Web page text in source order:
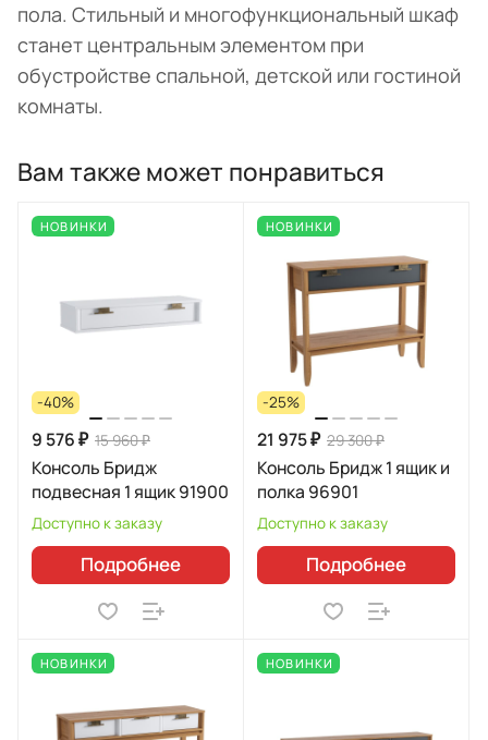
пола. Стильный и многофункциональный шкаф
станет центральным элементом при
обустройстве спальной, детской или гостиной
комнаты.
Вам также может понравиться
НОВИНКИ
-40%
9 576 ₽ 15 960 ₽
Консоль Бридж
подвесная 1 ящик 91900
Доступно к заказу
Подробнее
НОВИНКИ
-25%
21 975 ₽ 29 300 ₽
Консоль Бридж 1 ящик и
полка 96901
Доступно к заказу
Подробнее
НОВИНКИ НОВИНКИ